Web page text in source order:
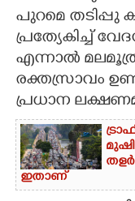
പുറമെ തടിപ്പു
പ്രത്യേകിച്ച്
എന്നാൽ
രക്തസ്രാവം
പ്രധാന
ഇതാണ്